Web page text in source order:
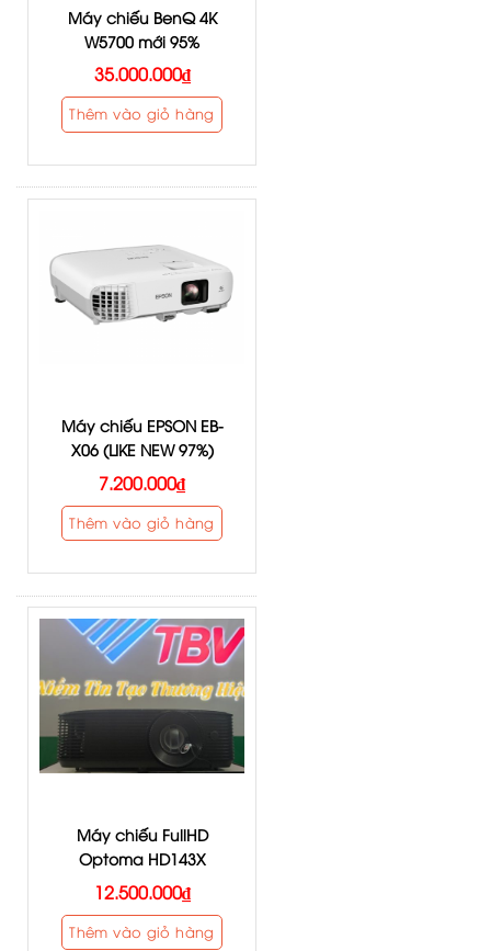
Máy chiếu BenQ 4K
W5700 mới 95%
35.000.000₫
Thêm vào giỏ hàng
Máy chiếu EPSON EB-
X06 (LIKE NEW 97%)
7.200.000₫
Thêm vào giỏ hàng
Máy chiếu FullHD
Optoma HD143X
12.500.000₫
Thêm vào giỏ hàng